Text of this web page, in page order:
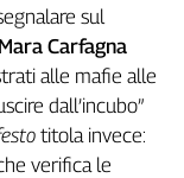
sul
Mara Carfagna
alle mafie alle
dall’incubo”
titola invece:
verifica le